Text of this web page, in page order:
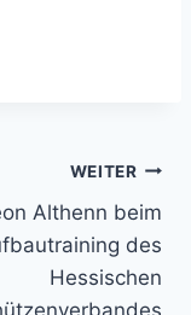
WEITER
Althenn beim
des
Hessischen